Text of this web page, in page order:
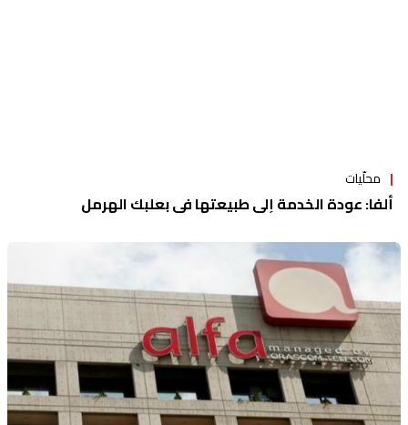
محلّيات
ألفا: عودة الخدمة إلى طبيعتها في بعلبك الهرمل